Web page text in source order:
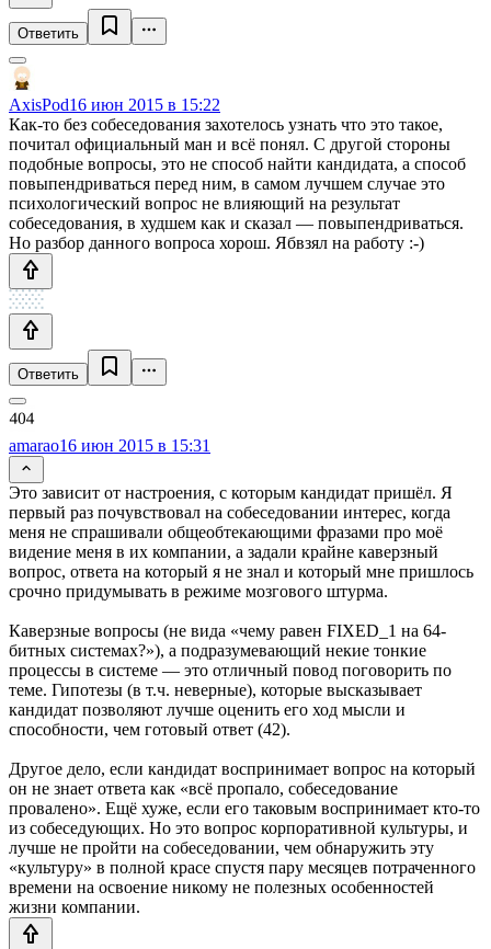
Ответить
AxisPod16 июн 2015 в 15:22
Как-то без собеседования захотелось узнать что это такое,
почитал официальный ман и всё понял. С другой стороны
подобные вопросы, это не способ найти кандидата, а способ
повыпендриваться перед ним, в самом лучшем случае это
психологический вопрос не влияющий на результат
собеседования, в худшем как и сказал — повыпендриваться.
Но разбор данного вопроса хорош. Ябвзял на работу :-)
Ответить
amarao16 июн 2015 в 15:31
Это зависит от настроения, с которым кандидат пришёл. Я
первый раз почувствовал на собеседовании интерес, когда
меня не спрашивали общеобтекающими фразами про моё
видение меня в их компании, а задали крайне каверзный
вопрос, ответа на который я не знал и который мне пришлось
срочно придумывать в режиме мозгового штурма.
Каверзные вопросы (не вида «чему равен FIXED_1 на 64-
битных системах?»), а подразумевающий некие тонкие
процессы в системе — это отличный повод поговорить по
теме. Гипотезы (в т.ч. неверные), которые высказывает
кандидат позволяют лучше оценить его ход мысли и
способности, чем готовый ответ (42).
Другое дело, если кандидат воспринимает вопрос на который
он не знает ответа как «всё пропало, собеседование
провалено». Ещё хуже, если его таковым воспринимает кто-то
из собеседующих. Но это вопрос корпоративной культуры, и
лучше не пройти на собеседовании, чем обнаружить эту
«культуру» в полной красе спустя пару месяцев потраченного
времени на освоение никому не полезных особенностей
жизни компании.